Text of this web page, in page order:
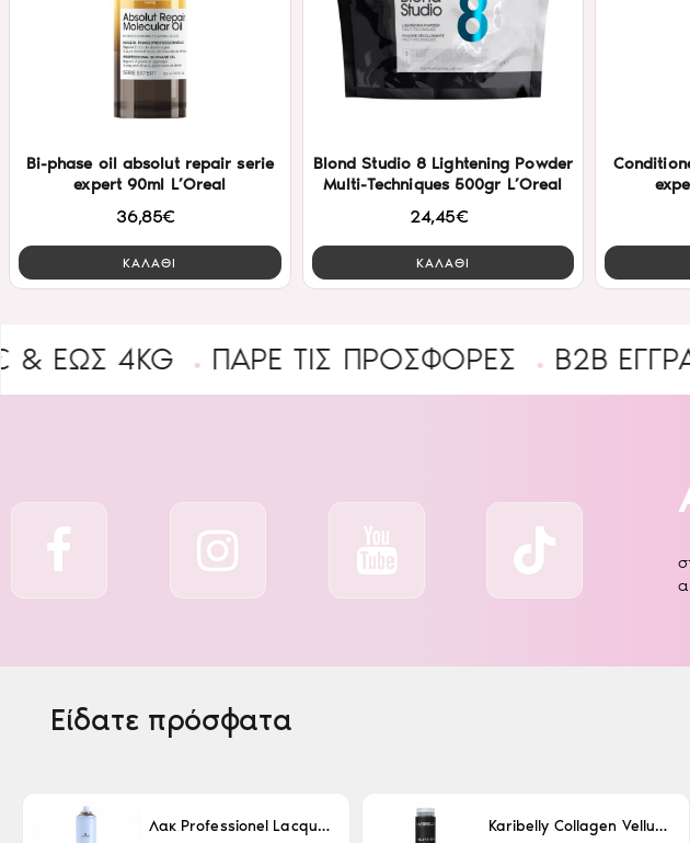
Bi-phase oil absolut repair serie
expert 90ml L’Oreal
36,85€
ΚΑΛΑΘΙ
Blond Studio 8 Lightening Powder
Multi-Techniques 500gr L’Oreal
24,45€
ΚΑΛΑΘΙ
4KG ΠΑΡΕ ΤΙΣ ΠΡΟΣΦΟΡΕΣ B2B ΕΓΓΡΑΦΉ
Είδατε πρόσφατα
Λακ Professionel Lacque Super Strong 500ml Karibelly Collagen Velluto Nero Leaving 250ml